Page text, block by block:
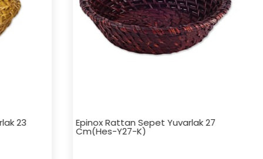
23 Epinox Rattan Sepet Yuvarlak 27
Cm(Hes-Y27-K)